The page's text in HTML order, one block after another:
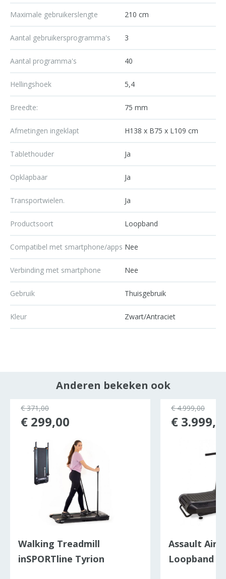
Maximale gebruikerslengte 210 cm
Aantal gebruikersprogramma's 3
Aantal programma's 40
Hellingshoek 5,4
Breedte: 75 mm
Afmetingen ingeklapt H138 x B75 x L109 cm
Tablethouder Ja
Opklapbaar Ja
Transportwielen. Ja
Productsoort Loopband
Compatibel met smartphone/apps Nee
Verbinding met smartphone Nee
Gebruik Thuisgebruik
Kleur Zwart/Antraciet
Anderen bekeken ook
Walking Treadmill
inSPORTline Tyrion
€ 371,00
€ 299,00
Assault
Loopband
€ 4.999,00
€